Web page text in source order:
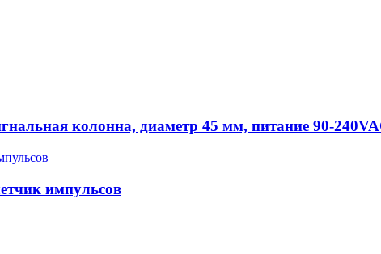
колонна, диаметр 45 мм, питание 90-
импульсов